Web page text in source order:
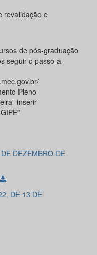
revalidação e
de pós-graduação
seguir o passo-a-
Pleno
inserir
DEZEMBRO DE
DE 13 DE